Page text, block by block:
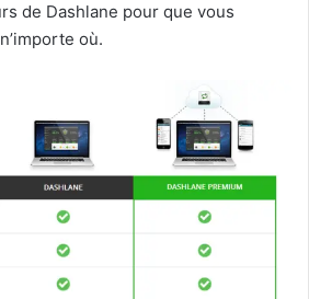
de Dashlane pour que vous
où.